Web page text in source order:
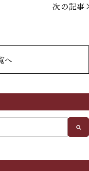
次の記事
へ